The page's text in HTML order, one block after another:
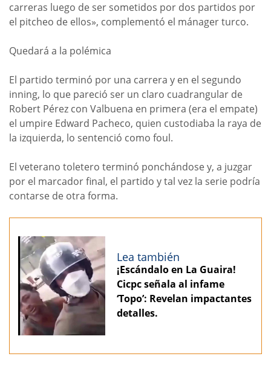
carreras luego de ser sometidos por dos partidos por
el pitcheo de ellos», complementó el mánager turco.
Quedará a la polémica
El partido terminó por una carrera y en el segundo
inning, lo que pareció ser un claro cuadrangular de
Robert Pérez con Valbuena en primera (era el empate)
el umpire Edward Pacheco, quien custodiaba la raya de
la izquierda, lo sentenció como foul.
El veterano toletero terminó ponchándose y, a juzgar
por el marcador final, el partido y tal vez la serie podría
contarse de otra forma.
Lea también
¡Escándalo en La Guaira!
Cicpc señala al infame
‘Topo’: Revelan impactantes
detalles.